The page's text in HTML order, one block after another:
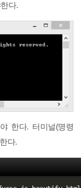
다.
한다. 터미널(명령
다.